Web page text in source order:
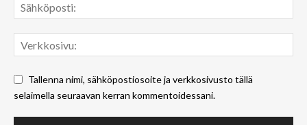
Tallenna nimi, sähköpostiosoite ja verkkosivusto tällä
selaimella seuraavan kerran kommentoidessani.